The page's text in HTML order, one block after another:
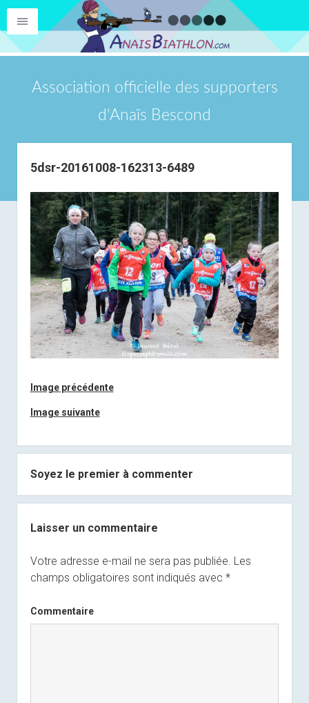
Association officielle des supporters
d'Anaïs Bescond
5dsr-20161008-162313-6489
Image précédente
Image suivante
Soyez le premier à commenter
Laisser un commentaire
Votre adresse e-mail ne sera pas publiée. Les
champs obligatoires sont indiqués avec *
Commentaire